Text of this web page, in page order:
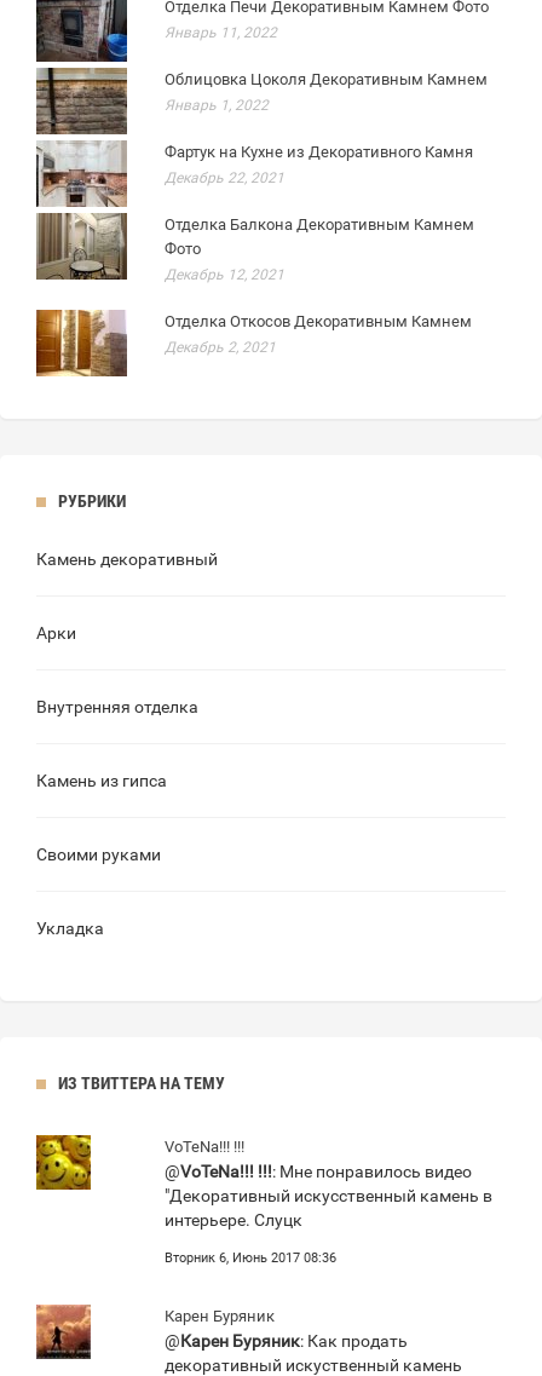
Отделка Печи Декоративным Камнем Фото
Январь 11, 2022
Облицовка Цоколя Декоративным Камнем
Январь 1, 2022
Фартук на Кухне из Декоративного Камня
Декабрь 22, 2021
Отделка Балкона Декоративным Камнем
Фото
Декабрь 12, 2021
Отделка Откосов Декоративным Камнем
Декабрь 2, 2021
РУБРИКИ
Камень декоративный
Арки
Внутренняя отделка
Камень из гипса
Своими руками
Укладка
ИЗ ТВИТТЕРА НА ТЕМУ
VoTeNa!!! !!!
@VoTeNa!!! !!!: Мне понравилось видео
"Декоративный искусственный камень в
интерьере. Слуцк
Вторник 6, Июнь 2017 08:36
Карен Буряник
@Карен Буряник: Как продать
декоративный искуственный камень